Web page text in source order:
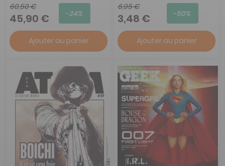
60,50 €
45,90 € -24%
Ajouter au panier
6,95 €
3,48 € -50%
Ajouter au panier